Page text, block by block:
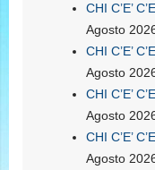
CHI C’E’
Agosto
CHI C’E’
Agosto
CHI C’E’
Agosto
CHI C’E’
Agosto